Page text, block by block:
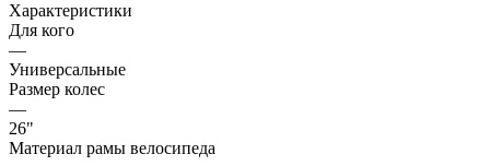
Характеристики
Для кого
—
Универсальные
Размер колес
—
26"
Материал рамы велосипеда